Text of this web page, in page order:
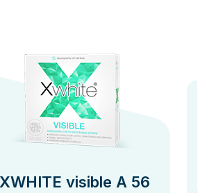
XWHITE visible A 56